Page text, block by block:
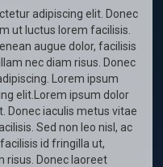
adipiscing elit. Donec
ut luctus lorem facilisis.
augue dolor, facilisis
nec diam risus. Donec
Lorem ipsum
elit.Lorem ipsum dolor
Donec iaculis metus vitae
Sed non leo nisl, ac
id fringilla ut,
risus. Donec laoreet